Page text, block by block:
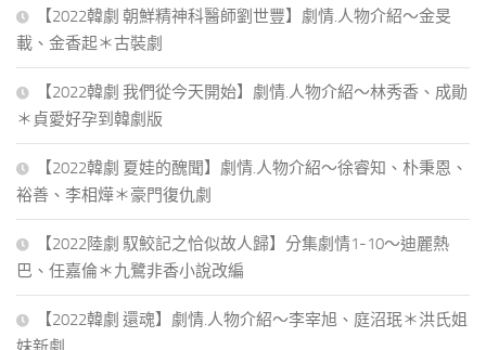
【2022韓劇 朝鮮精神科醫師劉世豐】劇情.人物介紹～金旻
載、金香起＊古裝劇
【2022韓劇 我們從今天開始】劇情.人物介紹～林秀香、成勛
＊貞愛好孕到韓劇版
【2022韓劇 夏娃的醜聞】劇情.人物介紹～徐睿知、朴秉恩、
裕善、李相燁＊豪門復仇劇
【2022陸劇 馭鮫記之恰似故人歸】分集劇情1-10～迪麗熱
巴、任嘉倫＊九鷺非香小說改編
【2022韓劇 還魂】劇情.人物介紹～李宰旭、庭沼珉＊洪氏姐